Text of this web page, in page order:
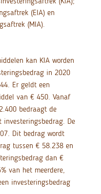
(EIA) en
(MIA).
kan KIA worden
in 2020
Er geldt een
van € 450. Vanaf
bedraagt de
De
Dit bedrag wordt
tussen € 58.238 en
dan €
van het meerdere,
investeringsbedrag